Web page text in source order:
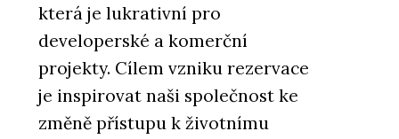
Profilovaná vláknocementová
střešní krytina Swisspearl
která je lukrativní pro
developerské a komerční
projekty. Cílem vzniku rezervace
je inspirovat naši společnost ke
změně přístupu k životnímu